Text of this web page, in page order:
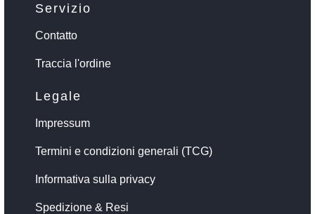
Servizio
Contatto
Traccia l'ordine
Legale
Impressum
Termini e condizioni generali (TCG)
Informativa sulla privacy
Spedizione & Resi